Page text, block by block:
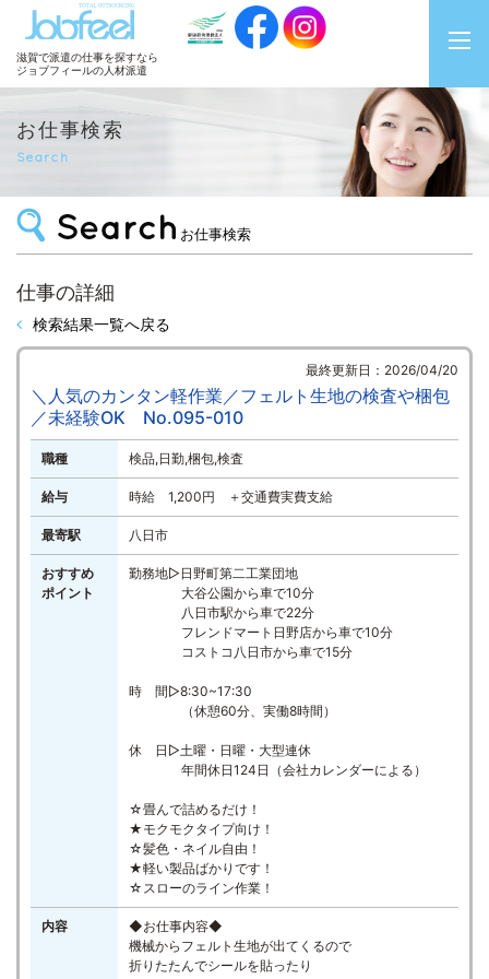
JobFeel
滋賀で派遣の仕事を探すなら
ジョブフィールの人材派遣
お仕事検索
Search
お仕事検索
仕事の詳細
検索結果一覧へ戻る
最終更新日：2026/04/20
＼人気のカンタン軽作業／フェルト生地の検査や梱包
／未経験OK No.095-010
職種 検品,日勤,梱包,検査
給与 時給 1,200円 ＋交通費実費支給
最寄駅 八日市
おすすめ
ポイント
勤務地▷日野町第二工業団地
大谷公園から車で10分
八日市駅から車で22分
フレンドマート日野店から車で10分
コストコ八日市から車で15分
時 間▷8:30~17:30
（休憩60分、実働8時間）
休 日▷土曜・日曜・大型連休
年間休日124日（会社カレンダーによる）
☆畳んで詰めるだけ！
★モクモクタイプ向け！
☆髪色・ネイル自由！
★軽い製品ばかりです！
☆スローのライン作業！
内容
◆お仕事内容◆
機械からフェルト生地が出てくるので
折りたたんでシールを貼ったり